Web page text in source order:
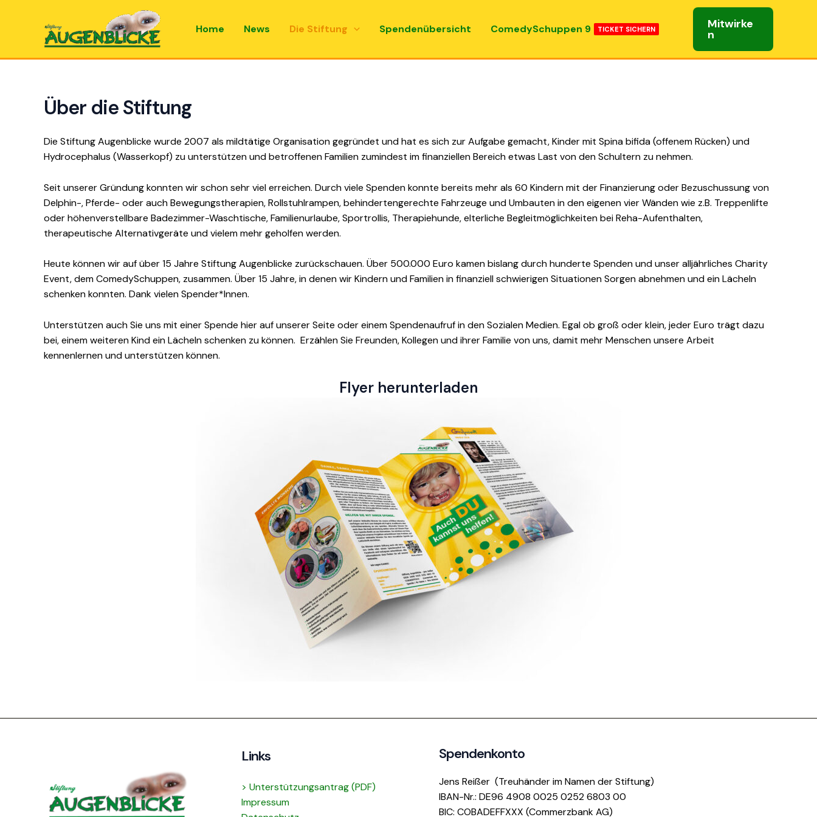
Home News Die Stiftung Spendenübersicht ComedySchuppen 9 TICKET SICHERN Mitwirke
n
Über die Stiftung
Die Stiftung Augenblicke wurde 2007 als mildtätige Organisation gegründet und hat es sich zur Aufgabe gemacht, Kinder mit Spina bifida (offenem Rücken) und
Hydrocephalus (Wasserkopf) zu unterstützen und betroffenen Familien zumindest im finanziellen Bereich etwas Last von den Schultern zu nehmen.
Seit unserer Gründung konnten wir schon sehr viel erreichen. Durch viele Spenden konnte bereits mehr als 60 Kindern mit der Finanzierung oder Bezuschussung von
Delphin-, Pferde- oder auch Bewegungstherapien, Rollstuhlrampen, behindertengerechte Fahrzeuge und Umbauten in den eigenen vier Wänden wie z.B. Treppenlifte
oder höhenverstellbare Badezimmer-Waschtische, Familienurlaube, Sportrollis, Therapiehunde, elterliche Begleitmöglichkeiten bei Reha-Aufenthalten,
therapeutische Alternativgeräte und vielem mehr geholfen werden.
Heute können wir auf über 15 Jahre Stiftung Augenblicke zurückschauen. Über 500.000 Euro kamen bislang durch hunderte Spenden und unser alljährliches Charity
Event, dem ComedySchuppen, zusammen. Über 15 Jahre, in denen wir Kindern und Familien in finanziell schwierigen Situationen Sorgen abnehmen und ein Lächeln
schenken konnten. Dank vielen Spender*Innen.
Unterstützen auch Sie uns mit einer Spende hier auf unserer Seite oder einem Spendenaufruf in den Sozialen Medien. Egal ob groß oder klein, jeder Euro trägt dazu
bei, einem weiteren Kind ein Lächeln schenken zu können. Erzählen Sie Freunden, Kollegen und ihrer Familie von uns, damit mehr Menschen unsere Arbeit
kennenlernen und unterstützen können.
Flyer herunterladen
Links
> Unterstützungsantrag (PDF)
Impressum
Spendenkonto
Jens Reißer (Treuhänder im Namen der Stiftung)
IBAN-Nr.: DE96 4908 0025 0252 6803 00
BIC: COBADEFFXXX (Commerzbank AG)